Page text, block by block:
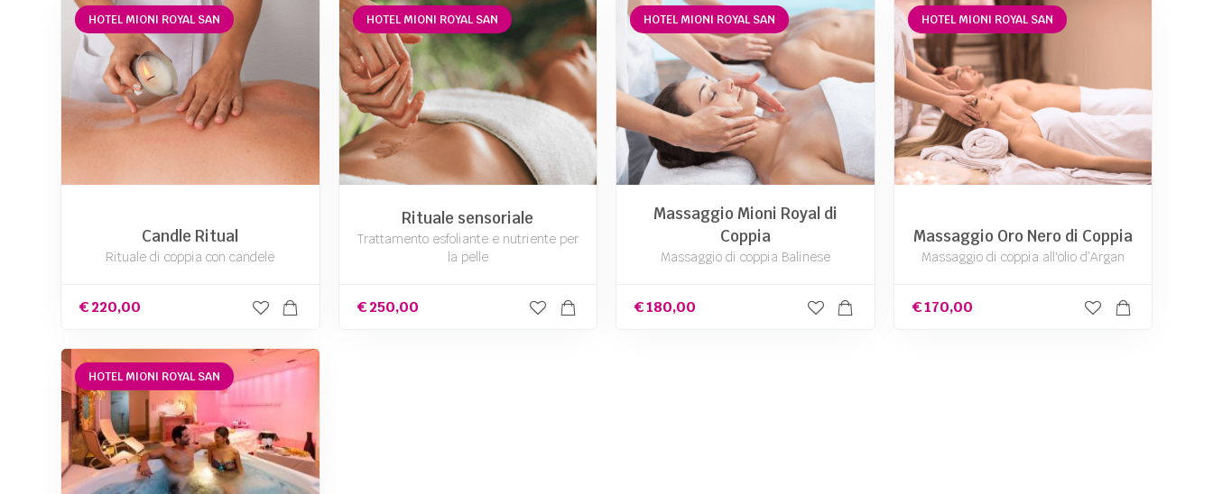
HOTEL MIONI ROYAL SAN
Candle Ritual
Rituale di coppia con candele
€220,00
HOTEL MIONI ROYAL SAN
Rituale sensoriale
Trattamento esfoliante e nutriente per
la pelle
€250,00
HOTEL MIONI ROYAL SAN
Massaggio Mioni Royal di
Coppia
Massaggio di coppia Balinese
€180,00
HOTEL MIONI ROYAL SAN
Massaggio Oro Nero di Coppia
Massaggio di coppia all'olio d’Argan
€170,00
HOTEL MIONI ROYAL SAN